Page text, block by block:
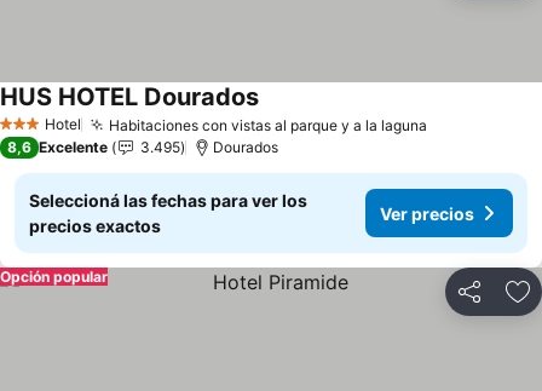
3 Estrellas
Hotel Habitaciones con vistas al parque y a la laguna
HUS HOTEL Dourados
8,6 Excelente 3.495 Dourados
Seleccioná las fechas para ver los
precios exactos
Ver precios
Compartir
Opción popular